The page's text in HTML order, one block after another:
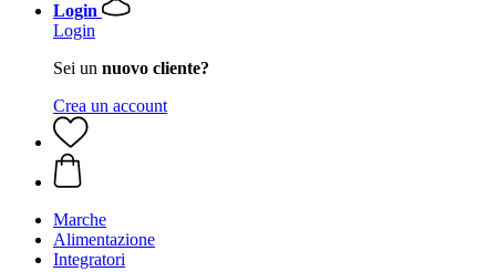
Login
Login
Sei un nuovo cliente?
Crea un account
Marche
Alimentazione
Integratori